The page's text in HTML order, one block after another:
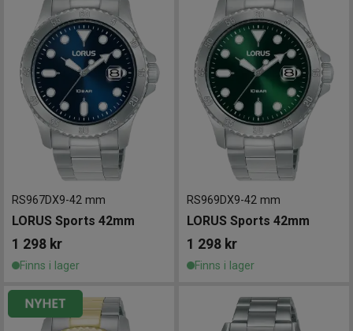
RS967DX9-42 mm
LORUS Sports 42mm
1 298 kr
Finns i lager
RS969DX9-42 mm
LORUS Sports 42mm
1 298 kr
Finns i lager